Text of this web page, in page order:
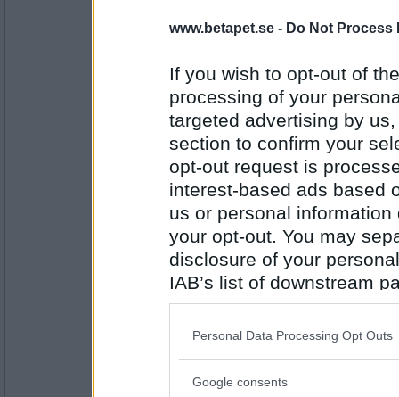
www.betapet.se - Do Not Process
If you wish to opt-out of
processing of your
targeted advertising by
section to confirm your
opt-out request is
interest-based ads based
us or personal
your opt-out. You may
disclosure of your
IAB’s list of downstream
also be disclosed by us
Downstream Participants
Please note that this
Personal Data Processing Opt Outs
Google consents
friscooo- Ej medlem längre
Antal inlägg: 457
pingulina
Antal inlägg: 51
Igår på bussen då en kvinna ska
detta så vänder hon sig till alla på
överlyckligt "Hej då bussen!!!!!"
Antal inlägg:
Glädjer mig åt dagens insamling
timmar när de stod utanför
är så stolt. :)